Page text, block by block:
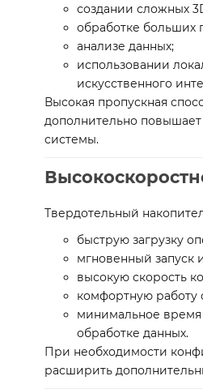
создании сложных
обработке больших
анализе данных;
использовании
искусственного
Высокая пропускная
дополнительно
системы.
Твердотельный
быструю загрузку
мгновенный запуск
высокую скорость
комфортную работу
минимальное
обработке данных.
При необходимости
расширить